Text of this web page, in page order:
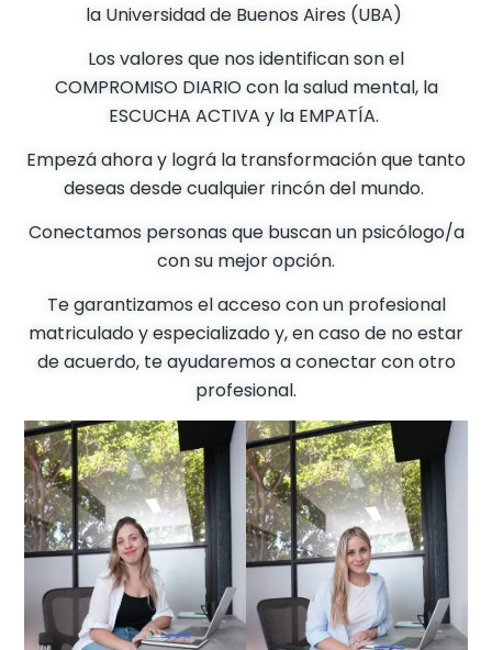
la Universidad de Buenos Aires (UBA)
Los valores que nos identifican son el
COMPROMISO DIARIO con la salud mental, la
ESCUCHA ACTIVA y la EMPATÍA.
Empezá ahora y lográ la transformación que tanto
deseas desde cualquier rincón del mundo.
Conectamos personas que buscan un psicólogo/a
con su mejor opción.
Te garantizamos el acceso con un profesional
matriculado y especializado y, en caso de no estar
de acuerdo, te ayudaremos a conectar con otro
profesional.